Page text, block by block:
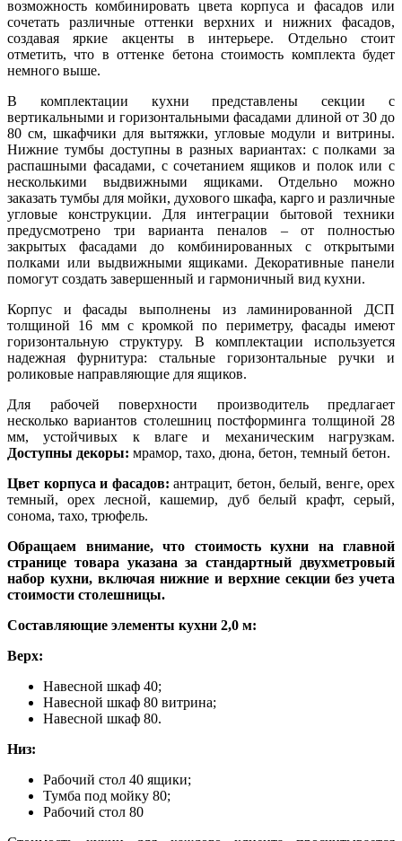
возможность комбинировать цвета корпуса и фасадов или
сочетать различные оттенки верхних и нижних фасадов,
создавая яркие акценты в интерьере. Отдельно стоит
отметить, что в оттенке бетона стоимость комплекта будет
немного выше.
В комплектации кухни представлены секции с
вертикальными и горизонтальными фасадами длиной от 30 до
80 см, шкафчики для вытяжки, угловые модули и витрины.
Нижние тумбы доступны в разных вариантах: с полками за
распашными фасадами, с сочетанием ящиков и полок или с
несколькими выдвижными ящиками. Отдельно можно
заказать тумбы для мойки, духового шкафа, карго и различные
угловые конструкции. Для интеграции бытовой техники
предусмотрено три варианта пеналов – от полностью
закрытых фасадами до комбинированных с открытыми
полками или выдвижными ящиками. Декоративные панели
помогут создать завершенный и гармоничный вид кухни.
Корпус и фасады выполнены из ламинированной ДСП
толщиной 16 мм с кромкой по периметру, фасады имеют
горизонтальную структуру. В комплектации используется
надежная фурнитура: стальные горизонтальные ручки и
роликовые направляющие для ящиков.
Для рабочей поверхности производитель предлагает
несколько вариантов столешниц постформинга толщиной 28
мм, устойчивых к влаге и механическим нагрузкам.
Доступны декоры: мрамор, тахо, дюна, бетон, темный бетон.
Цвет корпуса и фасадов: антрацит, бетон, белый, венге, орех
темный, орех лесной, кашемир, дуб белый крафт, серый,
сонома, тахо, трюфель.
Обращаем внимание, что стоимость кухни на главной
странице товара указана за стандартный двухметровый
набор кухни, включая нижние и верхние секции без учета
стоимости столешницы.
Составляющие элементы кухни 2,0 м:
Верх:
Навесной шкаф 40;
Навесной шкаф 80 витрина;
Навесной шкаф 80.
Низ:
Рабочий стол 40 ящики;
Тумба под мойку 80;
Рабочий стол 80